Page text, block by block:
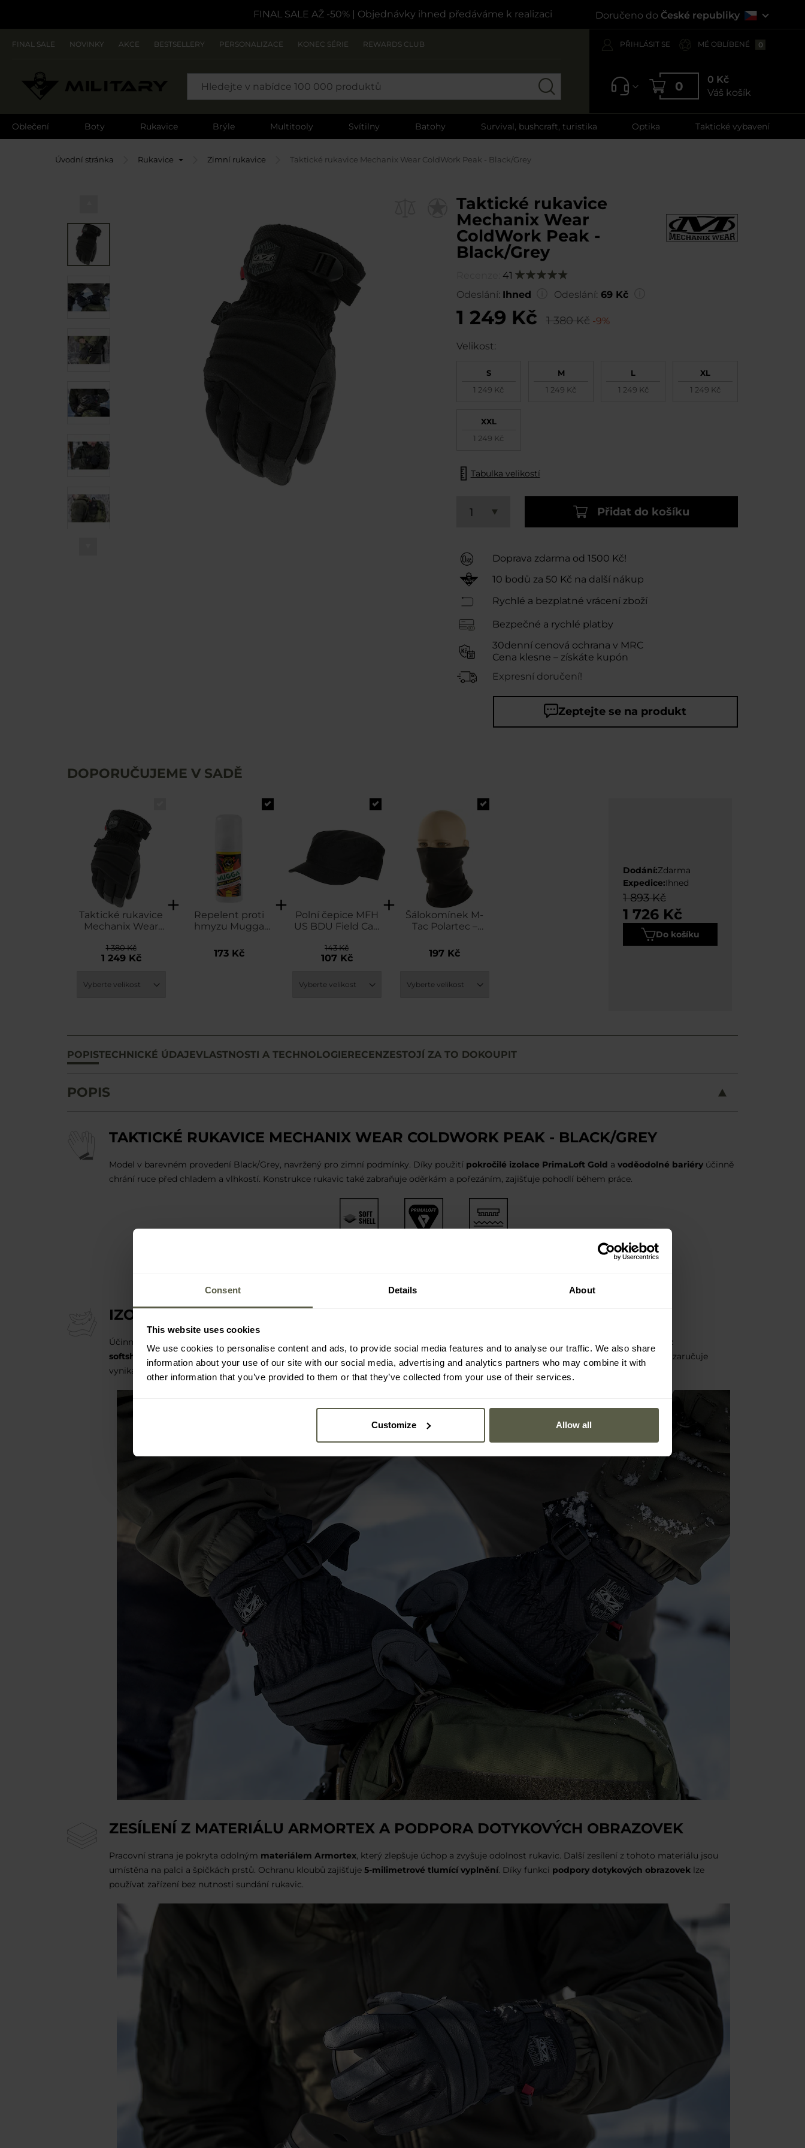
Consent Details About
This website uses cookies
We use cookies to personalise content and ads, to provide social media features and to analyse our traffic. We also share
information about your use of our site with our social media, advertising and analytics partners who may combine it with
other information that you’ve provided to them or that they’ve collected from your use of their services.
Customize Allow all
FINAL SALE AŽ -50%| Objednávky ihned předáváme k realizaci Doručeno do České republiky
FINAL SALE NOVINKY AKCE BESTSELLERY PERSONALIZACE KONEC SÉRIE REWARDS CLUB PŘIHLÁSIT SE MÉ OBLÍBENÉ 0
0
0 Kč
Váš košík
Oblečení Boty Rukavice Brýle Multitooly Svítilny Batohy Survival, bushcraft, turistika Optika Taktické vybavení
Úvodní stránka Rukavice Zimní rukavice Taktické rukavice Mechanix Wear ColdWork Peak - Black/Grey
Taktické rukavice
Mechanix Wear
ColdWork Peak -
Black/Grey
41 Hodnocení:
Odeslání: Ihned Odeslání: 69 Kč
1 249 Kč 1 380 Kč -9%
Velikost:
S
1 249 Kč
M
1 249 Kč
L
1 249 Kč
XL
1 249 Kč
XXL
1 249 Kč
Tabulka velikostí
1 Přidat do košíku
Doprava zdarma od 1500 Kč!
10 bodů za 50 Kč na další nákup
Rychlé a bezplatné vrácení zboží
Bezpečné a rychlé platby
30denní cenová ochrana v MRC
Cena klesne – získáte kupón
Expresní doručení!
Zeptejte se na produkt
DOPORUČUJEME V SADĚ
Taktické rukavice
Mechanix Wear
Black/Grey
1 249 Kč
1 380 Kč
Repelent proti
hmyzu Mugga
on 50% DEET - 50
173 Kč
Polní čepice MFH
US BDU Field Cap
107 Kč
143 Kč
Šálokomínek M-
Tac Polartec –
197 Kč
Dodání:Zdarma
Expedice:Ihned
1 893 Kč
1 726 Kč
Do košíku
POPISTECHNICKÉ ÚDAJEVLASTNOSTI A TECHNOLOGIERECENZESTOJÍ ZA TO DOKOUPIT
POPIS
TAKTICKÉ RUKAVICE MECHANIX WEAR COLDWORK PEAK - BLACK/GREY
Model v barevném provedení Black/Grey, navržený pro zimní podmínky. Díky použití pokročilé izolace PrimaLoft Gold a voděodolné bariéry účinně
chrání ruce před chladem a vlhkostí. Konstrukce rukavic také zabraňuje oděrkám a pořezáním, zajišťuje pohodlí během práce.
IZOLAČNÍ MATERIÁL PRIMALOFT GOLD, SOFTSHELLOVÝ MATERIÁL
Účinná ochrana proti mrazu spojená s vysokou úrovní ochrany rukou proti mechanickému poškození. Vrchní část rukavic je vyrobena z
softshellového materiálu
, který účinně chrání proti větru a vlhkosti. Uvnitř je vyplněno syntetickou izolací
, která zaručuje
vynikající tepelnou ochranu i v náročných povětrnostních podmínkách.
ZESÍLENÍ Z MATERIÁLU ARMORTEX A PODPORA DOTYKOVÝCH OBRAZOVEK
Pracovní strana je pokryta odolným materiálem Armortex, který zlepšuje úchop a zvyšuje odolnost rukavic. Další zesílení z tohoto materiálu jsou
umístěna na palci a špičkách prstů. Ochranu kloubů zajišťuje 5-milimetrové tlumící vyplnění. Díky funkci podpory dotykových obrazovek lze
používat zařízení bez nutnosti sundání rukavic.